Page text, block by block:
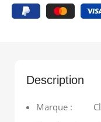
Description
Marque :